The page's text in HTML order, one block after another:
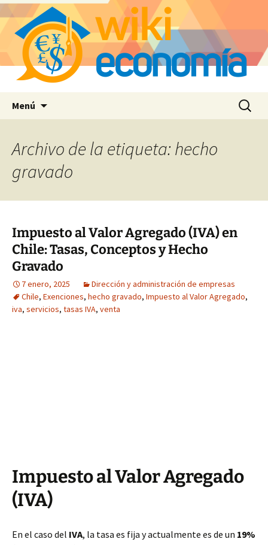
Menú Buscar:
Archivo de la etiqueta: hecho
gravado
Impuesto al Valor Agregado (IVA) en
Chile: Tasas, Conceptos y Hecho
Gravado
7 enero, 2025
Dirección y administración de empresas
Chile, Exenciones, hecho gravado, Impuesto al Valor Agregado,
iva, servicios, tasas IVA, venta
Impuesto al Valor Agregado
(IVA)
En el caso del IVA, la tasa es fija y actualmente es de un 19%